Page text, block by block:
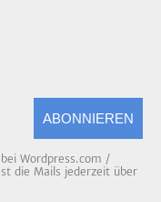
ABONNIEREN
Wordpress.com /
die Mails jederzeit über